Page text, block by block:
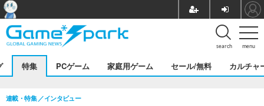
menu
search
特集 PCゲーム 家庭用ゲーム セール/無料 カルチャ
連載・特集 インタビュー